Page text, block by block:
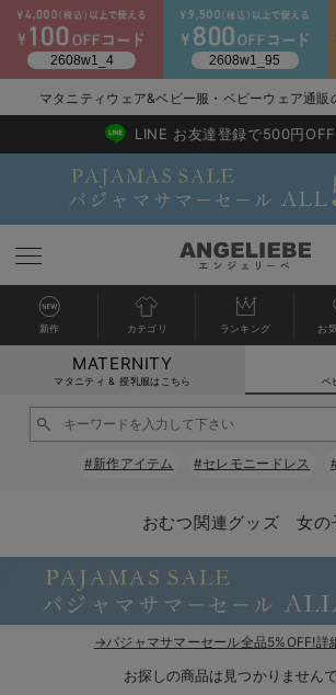
新生児服全て
ベビー服全て
ロンパース・カバーオール
ベビー ブルマ
ベビー スカート
シーズンアイテム全て
ベビー・新生児 寝具全て
ベビーベッド・布団 （ベビー・新生児）
ベビー 雑貨全て
ベビーチェア（ハイローチェア）・ベビーラック
ベビー 雑貨 小物
ベビー安全グッズ
お出かけグッズ全て
ベビー｜季節の特集全て
猛暑からベビーを守るひんやりグッズ
ベビーの動物なりきり特集
ベビー 夏のお役立ちグッズ特集
【素材別】ベビーロンパース特集
アウトレット全て
【アウトレット】ワンピース
【アウトレット】パジャマ
【アウトレット】インナー
【アウトレット】ベビー
特集全て
抗菌防臭加工
コットン素材
再入荷全て
再入荷｜インナー
マタニティウェア&ベビー服・ベビーウェア通販
2026/NewArrival
送料495円(一部地域を除く) 7,700円以
LINE お友達登録で500円OFF
新作 カテゴリ ランキング お
MATERNITY
マタニティ & 授乳服はこちら ベ
#新作アイテム #セレモニードレス
おむつ関連グッズ 女の
→パジャマサマーセール全品5%OFF!詳
お探しの商品は見つかりません
カートに入れる
閉じる